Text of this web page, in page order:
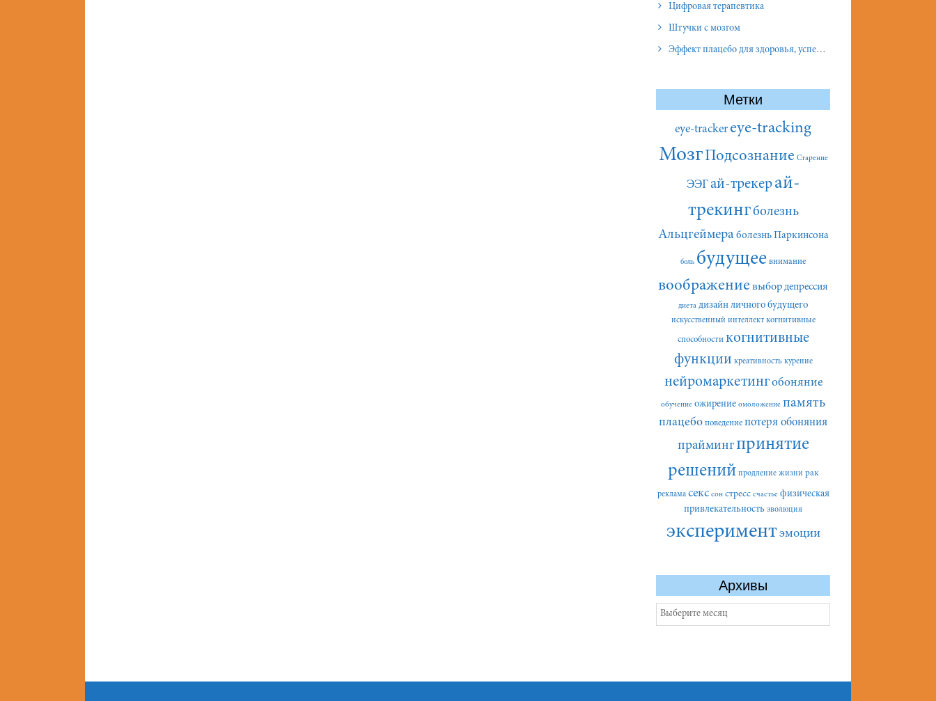
Цифровая терапевтика
Штучки с мозгом
Эффект плацебо для здоровья, успеха и отношений
Метки
eye-tracker eye-tracking
МозгПодсознание Старение
ЭЭГай-трекерай-
трекингболезнь
Альцгеймера болезнь Паркинсона
боль будущее внимание
воображение выбор депрессия
диета дизайн личного будущего
искусственный интеллект когнитивные
способности когнитивные
функции креативность курение
нейромаркетингобоняние
обучение ожирение омоложение память
плацебо поведение потеря обоняния
праймингпринятие
решений продление жизни рак
реклама секс сон стресс счастье физическая
привлекательность эволюция
экспериментэмоции
Архивы
Архивы